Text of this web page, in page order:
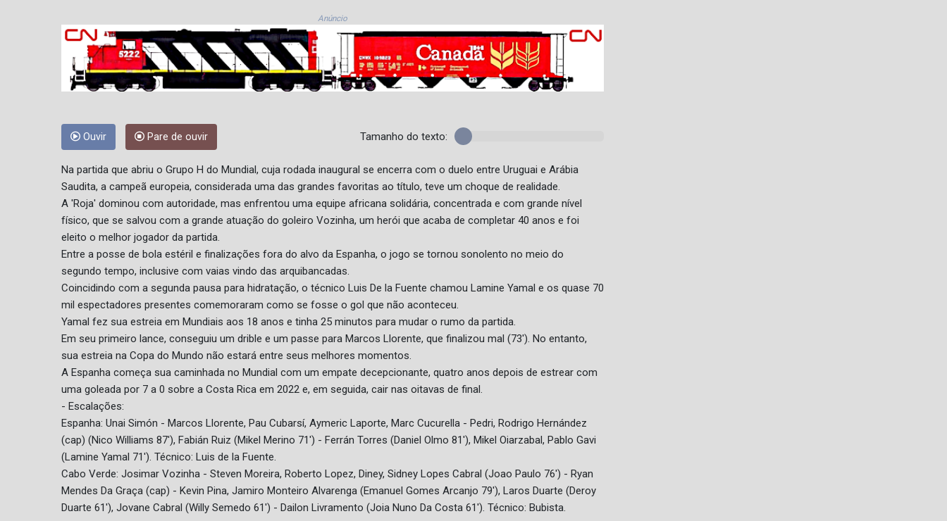
Anúncio
Ouvir Pare de ouvir Tamanho do texto:
Na partida que abriu o Grupo H do Mundial, cuja rodada inaugural se encerra com o duelo entre Uruguai e Arábia
Saudita, a campeã europeia, considerada uma das grandes favoritas ao título, teve um choque de realidade.
A 'Roja' dominou com autoridade, mas enfrentou uma equipe africana solidária, concentrada e com grande nível
físico, que se salvou com a grande atuação do goleiro Vozinha, um herói que acaba de completar 40 anos e foi
eleito o melhor jogador da partida.
Entre a posse de bola estéril e finalizações fora do alvo da Espanha, o jogo se tornou sonolento no meio do
segundo tempo, inclusive com vaias vindo das arquibancadas.
Coincidindo com a segunda pausa para hidratação, o técnico Luis De la Fuente chamou Lamine Yamal e os quase 70
mil espectadores presentes comemoraram como se fosse o gol que não aconteceu.
Yamal fez sua estreia em Mundiais aos 18 anos e tinha 25 minutos para mudar o rumo da partida.
Em seu primeiro lance, conseguiu um drible e um passe para Marcos Llorente, que finalizou mal (73'). No entanto,
sua estreia na Copa do Mundo não estará entre seus melhores momentos.
A Espanha começa sua caminhada no Mundial com um empate decepcionante, quatro anos depois de estrear com
uma goleada por 7 a 0 sobre a Costa Rica em 2022 e, em seguida, cair nas oitavas de final.
- Escalações:
Espanha: Unai Simón - Marcos Llorente, Pau Cubarsí, Aymeric Laporte, Marc Cucurella - Pedri, Rodrigo Hernández
(cap) (Nico Williams 87'), Fabián Ruiz (Mikel Merino 71') - Ferrán Torres (Daniel Olmo 81'), Mikel Oiarzabal, Pablo Gavi
(Lamine Yamal 71'). Técnico: Luis de la Fuente.
Cabo Verde: Josimar Vozinha - Steven Moreira, Roberto Lopez, Diney, Sidney Lopes Cabral (Joao Paulo 76') - Ryan
Mendes Da Graça (cap) - Kevin Pina, Jamiro Monteiro Alvarenga (Emanuel Gomes Arcanjo 79'), Laros Duarte (Deroy
Duarte 61'), Jovane Cabral (Willy Semedo 61') - Dailon Livramento (Joia Nuno Da Costa 61'). Técnico: Bubista.